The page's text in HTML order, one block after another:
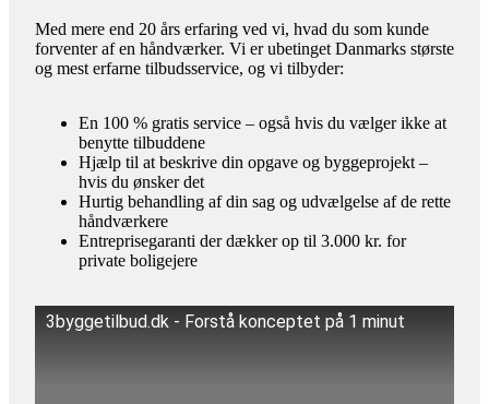
Med mere end 20 års erfaring ved vi, hvad du som kunde
forventer af en håndværker. Vi er ubetinget Danmarks største
og mest erfarne tilbudsservice, og vi tilbyder:
En 100 % gratis service – også hvis du vælger ikke at
benytte tilbuddene
Hjælp til at beskrive din opgave og byggeprojekt –
hvis du ønsker det
Hurtig behandling af din sag og udvælgelse af de rette
håndværkere
Entreprisegaranti der dækker op til 3.000 kr. for
private boligejere
3byggetilbud.dk - Forstå konceptet på 1 minut